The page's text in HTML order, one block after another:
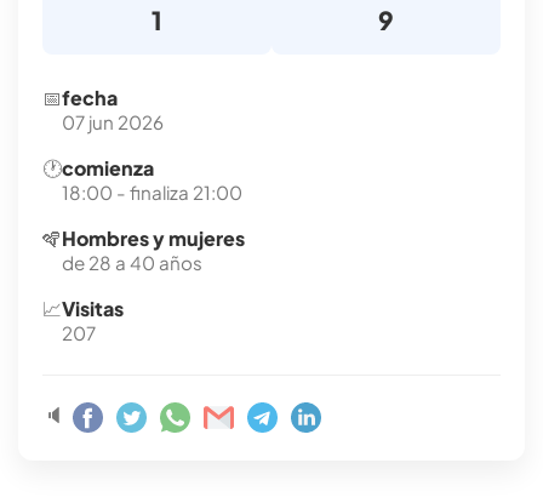
1 9
📅fecha
07 jun 2026
🕐comienza
18:00 - finaliza 21:00
🪇Hombres y mujeres
de 28 a 40 años
📈Visitas
207
🔈